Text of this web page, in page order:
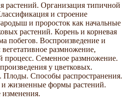
растений. Организация типичной
и строение
и проросток как начальные
растений. Корень и корневая
побегов. Воспроизведение и
размножение,
процесс. Семенное размножение.
у цветковых.
Плоды. Способы распространения.
жизненные формы растений.
изменения.